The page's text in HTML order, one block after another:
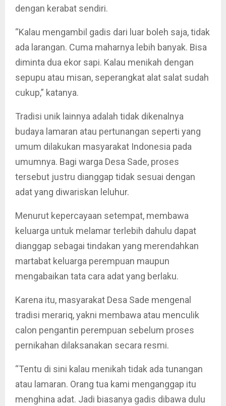
dengan kerabat sendiri.
“Kalau mengambil gadis dari luar boleh saja, tidak
ada larangan. Cuma maharnya lebih banyak. Bisa
diminta dua ekor sapi. Kalau menikah dengan
sepupu atau misan, seperangkat alat salat sudah
cukup,” katanya.
Tradisi unik lainnya adalah tidak dikenalnya
budaya lamaran atau pertunangan seperti yang
umum dilakukan masyarakat Indonesia pada
umumnya. Bagi warga Desa Sade, proses
tersebut justru dianggap tidak sesuai dengan
adat yang diwariskan leluhur.
Menurut kepercayaan setempat, membawa
keluarga untuk melamar terlebih dahulu dapat
dianggap sebagai tindakan yang merendahkan
martabat keluarga perempuan maupun
mengabaikan tata cara adat yang berlaku.
Karena itu, masyarakat Desa Sade mengenal
tradisi merariq, yakni membawa atau menculik
calon pengantin perempuan sebelum proses
pernikahan dilaksanakan secara resmi.
“Tentu di sini kalau menikah tidak ada tunangan
atau lamaran. Orang tua kami menganggap itu
menghina adat. Jadi biasanya gadis dibawa dulu